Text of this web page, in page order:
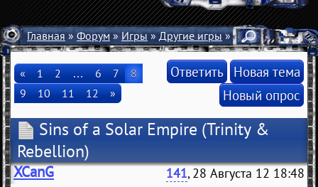
Главная»Форум»Игры»Другие игры» Sins of a Solar
« 1 2 … 6 7
8
9
10 11 12 »
Ответить Новая тема
Новый опрос
Sins of a Solar Empire (Trinity &
Rebellion)
XCanG 141, 28 Августа 12 18:48